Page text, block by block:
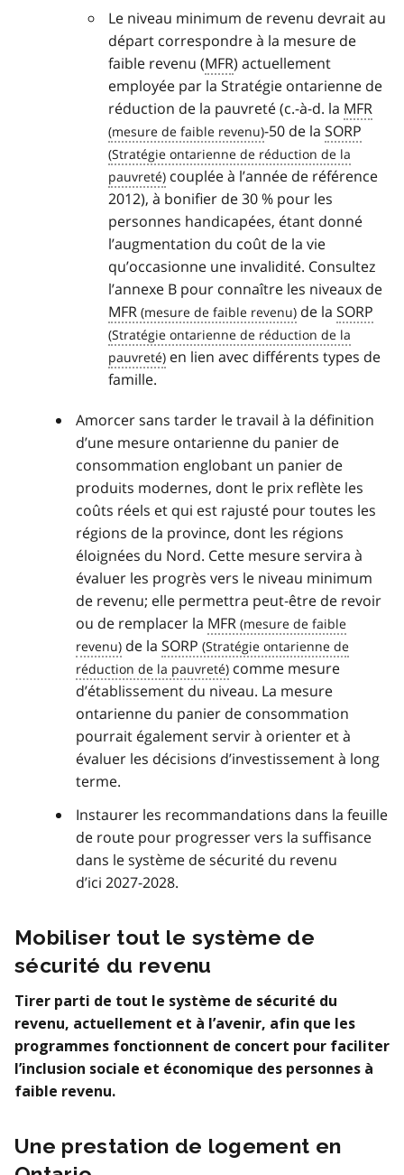
Le niveau minimum de revenu devrait au
départ correspondre à la mesure de
faible revenu (MFR) actuellement
employée par la Stratégie ontarienne de
réduction de la pauvreté (c.-à-d. la MFR
-50 de la SORP
couplée à l’année de référence
2012), à bonifier de 30 % pour les
personnes handicapées, étant donné
l’augmentation du coût de la vie
qu’occasionne une invalidité. Consultez
l’annexe B pour connaître les niveaux de
MFR
de la SORP
en lien avec différents types de
famille.
Amorcer sans tarder le travail à la définition
d’une mesure ontarienne du panier de
consommation englobant un panier de
produits modernes, dont le prix reflète les
coûts réels et qui est rajusté pour toutes les
régions de la province, dont les régions
éloignées du Nord. Cette mesure servira à
évaluer les progrès vers le niveau minimum
de revenu; elle permettra peut‑être de revoir
ou de remplacer la MFR
de la SORP
comme mesure
d’établissement du niveau. La mesure
ontarienne du panier de consommation
pourrait également servir à orienter et à
évaluer les décisions d’investissement à long
terme.
Instaurer les recommandations dans la feuille
de route pour progresser vers la suffisance
dans le système de sécurité du revenu
d’ici 2027-2028.
Mobiliser tout le système de
sécurité du revenu
Tirer parti de tout le système de sécurité du
revenu, actuellement et à l’avenir, afin que les
programmes fonctionnent de concert pour faciliter
l’inclusion sociale et économique des personnes à
faible revenu.
Une prestation de logement en